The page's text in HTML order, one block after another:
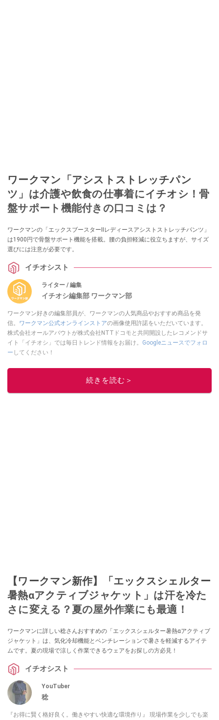
ワークマン「アシストストレッチパン
ツ」は介護や飲食の仕事着にイチオシ！骨
盤サポート機能付きの口コミは？
ワークマンの「エックスブースターⅡレディースアシストストレッチパンツ」
は1900円で骨盤サポート機能を搭載。腰の負担軽減に役立ちますが、サイズ
選びには注意が必要です。
イチオシスト
ライター / 編集
イチオシ編集部 ワークマン部
ワークマン好きの編集部員が、ワークマンの人気商品やおすすめ商品を発
信。 ワークマン公式オンラインストアの画像使用許諾をいただいています。
株式会社オールアバウトが株式会社NTTドコモと共同開設したレコメンドサ
イト「イチオシ」では毎日トレンド情報をお届け。 Googleニュースでフォロ
ー してください！
このイチオシストの他の記事を読む
続きを読む＞
【ワークマン新作】「エックスシェルター
暑熱αアクティブジャケット」は汗を冷た
さに変える？夏の屋外作業にも最適！
ワークマンに詳しい稔さんおすすめの「エックスシェルター暑熱αアクティブ
ジャケット」は、気化冷却機能とベンチレーションで暑さを軽減するアイテ
ムです。夏の現場で涼しく作業できるウェアをお探しの方必見！
イチオシスト
YouTuber
稔
『お得に賢く格好良く。働きやすい快適な環境作り』 現場作業を少しでも楽